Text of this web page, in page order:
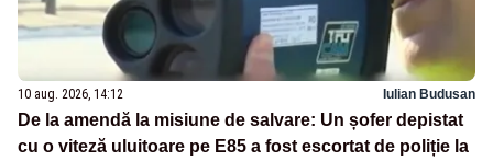
10 aug. 2026, 14:12 Iulian Budusan
De la amendă la misiune de salvare: Un șofer depistat
cu o viteză uluitoare pe E85 a fost escortat de poliție la